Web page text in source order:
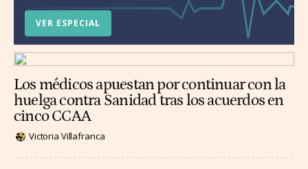
VER ESPECIAL
Los médicos apuestan por continuar con la
huelga contra Sanidad tras los acuerdos en
cinco CCAA
Victoria Villafranca